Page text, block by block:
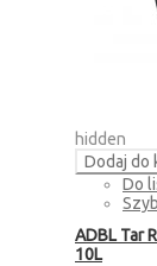
hidden
Dodaj do
Do
ADBL Tar
10L